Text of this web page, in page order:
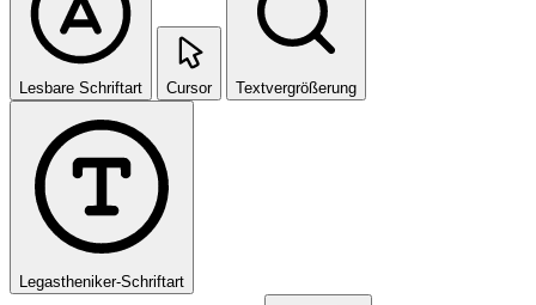
Lesbare Schriftart Cursor Textvergrößerung
Legastheniker-Schriftart